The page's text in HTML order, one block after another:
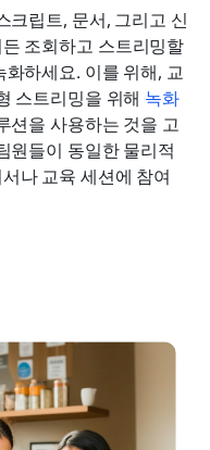
크립트, 문서, 그리고 신
조회하고 스트리밍할
하세요. 이를 위해, 교
스트리밍을 위해 녹화
션을 사용하는 것을 고
원들이 동일한 물리적
나 교육 세션에 참여